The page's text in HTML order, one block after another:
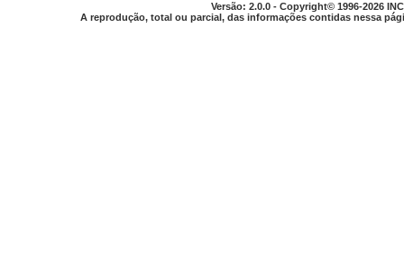
Versão: 2.0.0 - Copyright© 1996-2026
A reprodução, total ou parcial, das informações contidas nessa